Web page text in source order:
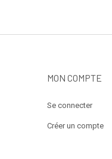
MON COMPTE
Se connecter
Créer un compte